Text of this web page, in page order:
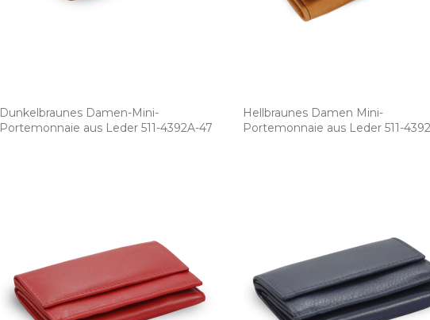
Dunkelbraunes Damen­-Mini­-
Portemonnaie aus Leder 511­-4392A­-47
Hellbraunes Damen Mini­-
Portemonnaie aus Leder 511­-